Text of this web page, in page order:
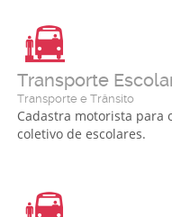
Transporte
Transporte e Trânsito
Cadastra motorista para
coletivo de escolares.